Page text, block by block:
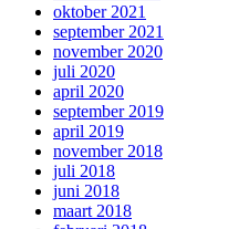
oktober 2021
september 2021
november 2020
juli 2020
april 2020
september 2019
april 2019
november 2018
juli 2018
juni 2018
maart 2018